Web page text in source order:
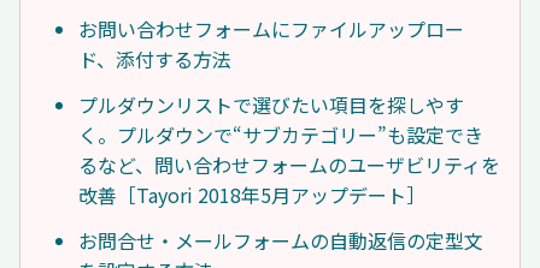
お問い合わせフォームにファイルアップロー
ド、添付する方法
プルダウンリストで選びたい項目を探しやす
く。プルダウンで“サブカテゴリー”も設定でき
るなど、問い合わせフォームのユーザビリティを
改善［Tayori 2018年5月アップデート］
お問合せ・メールフォームの自動返信の定型文